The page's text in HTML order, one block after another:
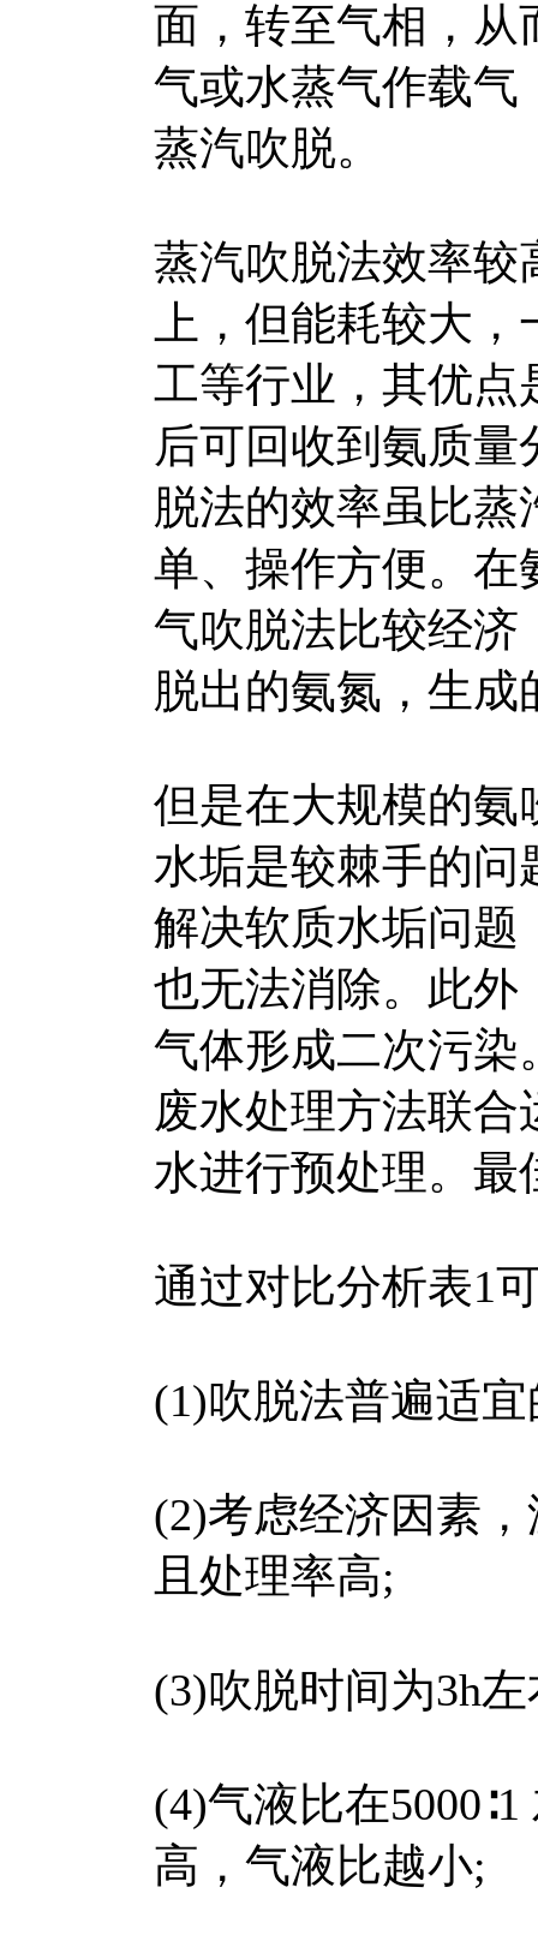
面，转至气相，从
气或水蒸气作载气
蒸汽吹脱。
蒸汽吹脱法效率较
上，但能耗较大
工等行业，其优点
后可回收到氨质量
脱法的效率虽比
单、操作方便。在
气吹脱法比较经济
脱出的氨氮，生
但是在大规模的氨
水垢是较棘手的问
解决软质水垢问题
也无法消除。此外
气体形成二次污染
废水处理方法联
水进行预处理。最
通过对比分析表1
(1)吹脱法普遍适
(2)考虑经济因素
且处理率高;
(3)吹脱时间为3h
(4)气液比在
高，气液比越小;